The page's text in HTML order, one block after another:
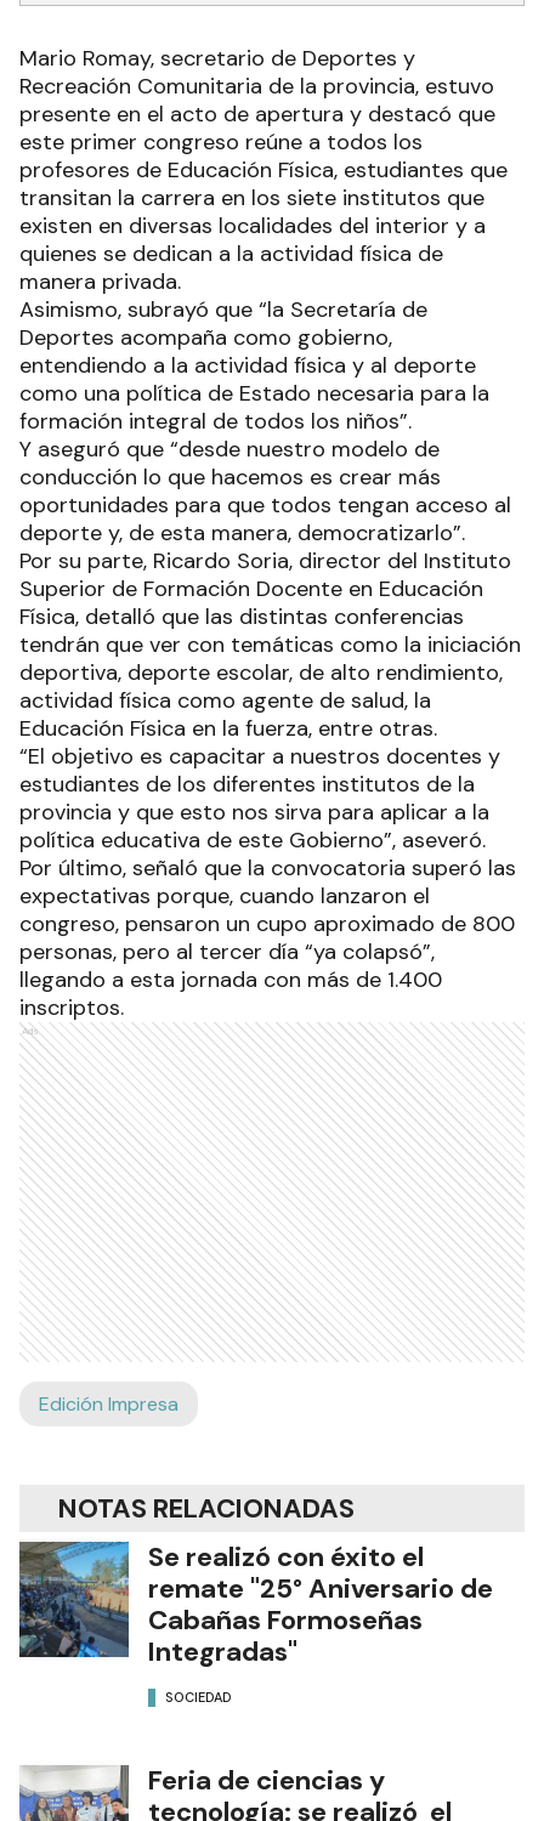
Mario Romay, secretario de Deportes y
Recreación Comunitaria de la provincia, estuvo
presente en el acto de apertura y destacó que
este primer congreso reúne a todos los
profesores de Educación Física, estudiantes que
transitan la carrera en los siete institutos que
existen en diversas localidades del interior y a
quienes se dedican a la actividad física de
manera privada.
Asimismo, subrayó que “la Secretaría de
Deportes acompaña como gobierno,
entendiendo a la actividad física y al deporte
como una política de Estado necesaria para la
formación integral de todos los niños”.
Y aseguró que “desde nuestro modelo de
conducción lo que hacemos es crear más
oportunidades para que todos tengan acceso al
deporte y, de esta manera, democratizarlo”.
Por su parte, Ricardo Soria, director del Instituto
Superior de Formación Docente en Educación
Física, detalló que las distintas conferencias
tendrán que ver con temáticas como la iniciación
deportiva, deporte escolar, de alto rendimiento,
actividad física como agente de salud, la
Educación Física en la fuerza, entre otras.
“El objetivo es capacitar a nuestros docentes y
estudiantes de los diferentes institutos de la
provincia y que esto nos sirva para aplicar a la
política educativa de este Gobierno”, aseveró.
Por último, señaló que la convocatoria superó las
expectativas porque, cuando lanzaron el
congreso, pensaron un cupo aproximado de 800
personas, pero al tercer día “ya colapsó”,
llegando a esta jornada con más de 1.400
inscriptos.
Ads
Edición Impresa
NOTAS RELACIONADAS
Se realizó con éxito el
remate "25° Aniversario de
Cabañas Formoseñas
Integradas"
SOCIEDAD
Feria de ciencias y
tecnología: se realizó el